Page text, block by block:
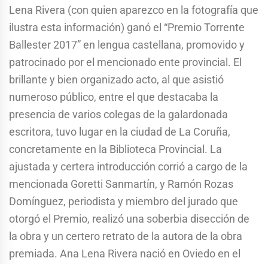
Lena Rivera (con quien aparezco en la fotografía que
ilustra esta información) ganó el “Premio Torrente
Ballester 2017” en lengua castellana, promovido y
patrocinado por el mencionado ente provincial. El
brillante y bien organizado acto, al que asistió
numeroso público, entre el que destacaba la
presencia de varios colegas de la galardonada
escritora, tuvo lugar en la ciudad de La Coruña,
concretamente en la Biblioteca Provincial. La
ajustada y certera introducción corrió a cargo de la
mencionada Goretti Sanmartín, y Ramón Rozas
Domínguez, periodista y miembro del jurado que
otorgó el Premio, realizó una soberbia disección de
la obra y un certero retrato de la autora de la obra
premiada. Ana Lena Rivera nació en Oviedo en el